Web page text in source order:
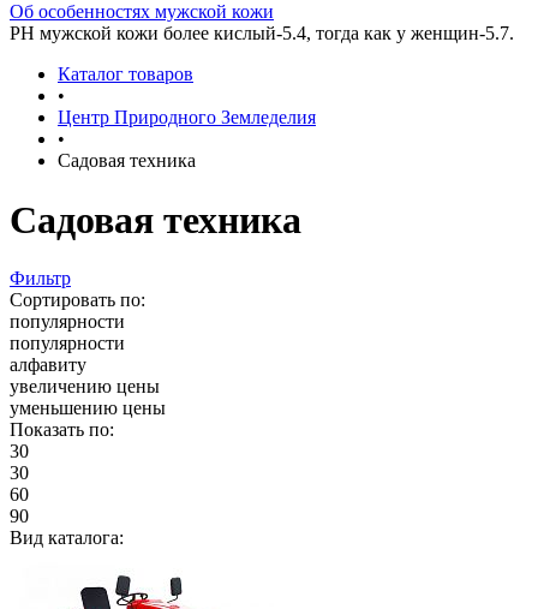
Об особенностях мужской кожи
РН мужской кожи более кислый-5.4, тогда как у женщин-5.7.
Каталог товаров
•
Центр Природного Земледелия
•
Садовая техника
Садовая техника
Фильтр
Сортировать по:
популярности
популярности
алфавиту
увеличению цены
уменьшению цены
Показать по:
30
30
60
90
Вид каталога: